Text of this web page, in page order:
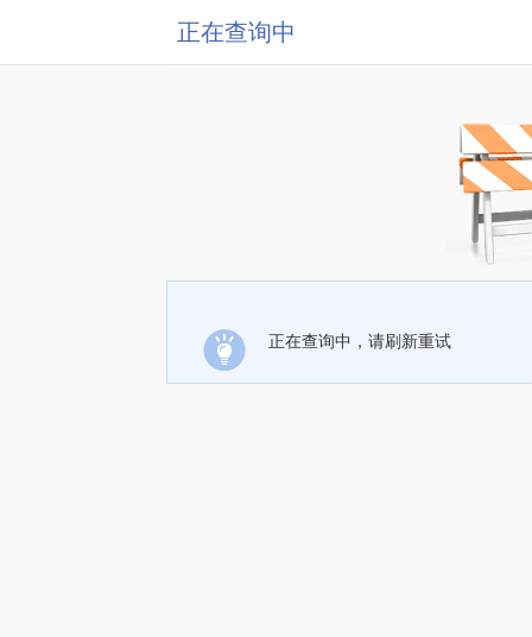
正在查询中
正在查询中，请刷新重试